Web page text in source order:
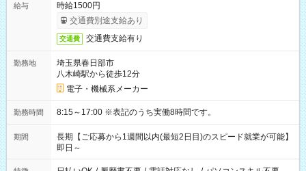
給与
時給1500円
交通費別途支給あり
交通費 交通費支給有り
勤務地
埼玉県春日部市
八木崎駅から徒歩12分
電子・機械系メーカー
勤務時間 8:15～17:00 ※表記のうち実働8時間です。
期間
長期【ご応募から1週間以内(最短2日目)のスピード就業が可能】
即日～